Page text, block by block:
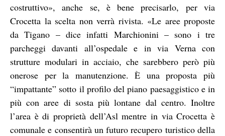
costruttivo», anche se, è bene precisarlo, per via
Crocetta la scelta non verrà rivista. «Le aree proposte
da Tigano – dice infatti Marchionini – sono i tre
parcheggi davanti all’ospedale e in via Verna con
strutture modulari in acciaio, che sarebbero però più
onerose per la manutenzione. È una proposta più
“impattante” sotto il profilo del piano paesaggistico e in
più con aree di sosta più lontane dal centro. Inoltre
l’area è di proprietà dell’Asl mentre in via Crocetta è
comunale e consentirà un futuro recupero turistico della